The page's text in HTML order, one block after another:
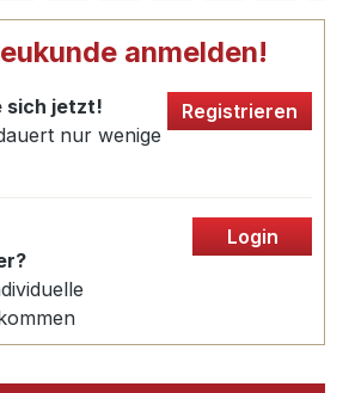
anmelden!
sich jetzt!
nur wenige
Registrieren
Login